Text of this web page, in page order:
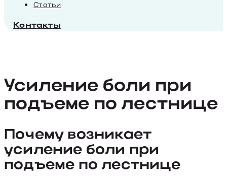
Статьи
Контакты
Усиление боли при
подъеме по лестнице
Почему возникает
усиление боли при
подъеме по лестнице